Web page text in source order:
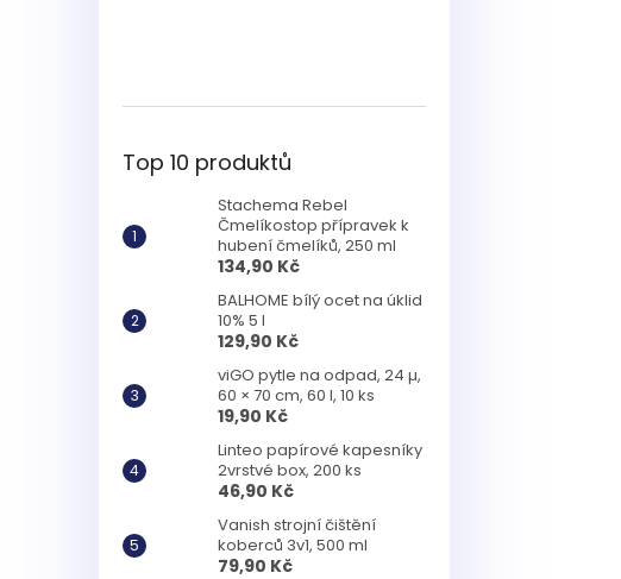
Top 10 produktů
Stachema Rebel
Čmelíkostop přípravek k
hubení čmelíků, 250 ml
134,90 Kč
BALHOME bílý ocet na úklid
10% 5 l
129,90 Kč
viGO pytle na odpad, 24 µ,
60 × 70 cm, 60 l, 10 ks
19,90 Kč
Linteo papírové kapesníky
2vrstvé box, 200 ks
46,90 Kč
Vanish strojní čištění
koberců 3v1, 500 ml
79,90 Kč